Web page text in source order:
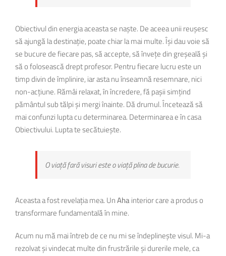
Obiectivul din energia aceasta se naște. De aceea unii reușesc
să ajungă la destinație, poate chiar la mai multe. Își dau voie să
se bucure de fiecare pas, să accepte, să învețe din greșeală și
să o folosească drept profesor. Pentru fiecare lucru este un
timp divin de împlinire, iar asta nu înseamnă resemnare, nici
non-acțiune. Rămâi relaxat, în încredere, fă pașii simțind
pământul sub tălpi și mergi înainte. Dă drumul. Încetează să
mai confunzi lupta cu determinarea. Determinarea e în casa
Obiectivului. Lupta te secătuiește.
O viață fară visuri este o viață plina de bucurie.
Aceasta a fost revelația mea. UnAhainterior care a produs o
transformare fundamentală în mine.
Acum nu mă mai întreb de ce nu mi se îndeplinește visul. Mi-a
rezolvat și vindecat multe din frustrările și durerile mele, ca